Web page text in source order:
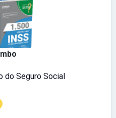
do Seguro Social